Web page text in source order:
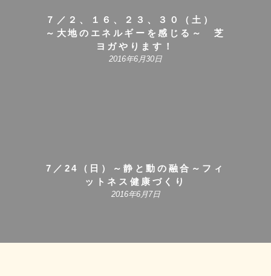
７／２、１６、２３、３０（土）
～大地のエネルギーを感じる～ 芝
ヨガやります！
2016年6月30日
7／24（日）～静と動の融合～フィ
ットネス健康づくり
2016年6月7日